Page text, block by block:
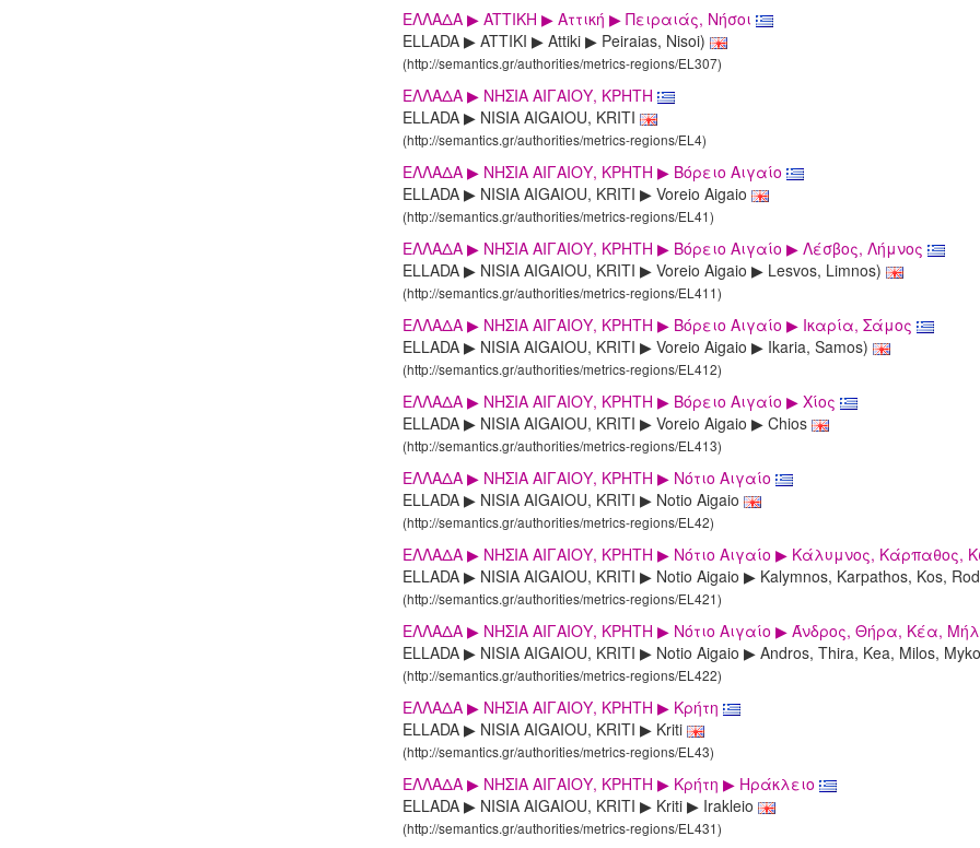
ΕΛΛΑΔΑ ▶ ATTIKΗ ▶ Aττική ▶ Πειραιάς, Νήσοι
ELLADA ▶ ATTIKI ▶ Attiki ▶ Peiraias, Nisoi)
(http://semantics.gr/authorities/metrics-regions/EL307)
ΕΛΛΑΔΑ ▶ NΗΣΙΑ ΑΙΓΑΙΟΥ, KΡΗΤΗ
ELLADA ▶ NISIA AIGAIOU, KRITI
(http://semantics.gr/authorities/metrics-regions/EL4)
ΕΛΛΑΔΑ ▶ NΗΣΙΑ ΑΙΓΑΙΟΥ, KΡΗΤΗ ▶ Βόρειο Αιγαίο
ELLADA ▶ NISIA AIGAIOU, KRITI ▶ Voreio Aigaio
(http://semantics.gr/authorities/metrics-regions/EL41)
ΕΛΛΑΔΑ ▶ NΗΣΙΑ ΑΙΓΑΙΟΥ, KΡΗΤΗ ▶ Βόρειο Αιγαίο ▶ Λέσβος, Λήμνος
ELLADA ▶ NISIA AIGAIOU, KRITI ▶ Voreio Aigaio ▶ Lesvos, Limnos)
(http://semantics.gr/authorities/metrics-regions/EL411)
ΕΛΛΑΔΑ ▶ NΗΣΙΑ ΑΙΓΑΙΟΥ, KΡΗΤΗ ▶ Βόρειο Αιγαίο ▶ Ικαρία, Σάμος
ELLADA ▶ NISIA AIGAIOU, KRITI ▶ Voreio Aigaio ▶ Ikaria, Samos)
(http://semantics.gr/authorities/metrics-regions/EL412)
ΕΛΛΑΔΑ ▶ NΗΣΙΑ ΑΙΓΑΙΟΥ, KΡΗΤΗ ▶ Βόρειο Αιγαίο ▶ Χίος
ELLADA ▶ NISIA AIGAIOU, KRITI ▶ Voreio Aigaio ▶ Chios
(http://semantics.gr/authorities/metrics-regions/EL413)
ΕΛΛΑΔΑ ▶ NΗΣΙΑ ΑΙΓΑΙΟΥ, KΡΗΤΗ ▶ Νότιο Αιγαίο
ELLADA ▶ NISIA AIGAIOU, KRITI ▶ Notio Aigaio
(http://semantics.gr/authorities/metrics-regions/EL42)
ΕΛΛΑΔΑ ▶ NΗΣΙΑ ΑΙΓΑΙΟΥ, KΡΗΤΗ ▶ Νότιο Αιγαίο ▶ Κάλυμνος, Κάρπαθος,
ELLADA ▶ NISIA AIGAIOU, KRITI ▶ Notio Aigaio ▶ Kalymnos, Karpathos, Kos,
(http://semantics.gr/authorities/metrics-regions/EL421)
ΕΛΛΑΔΑ ▶ NΗΣΙΑ ΑΙΓΑΙΟΥ, KΡΗΤΗ ▶ Νότιο Αιγαίο ▶ Άνδρος, Θήρα, Κέα,
ELLADA ▶ NISIA AIGAIOU, KRITI ▶ Notio Aigaio ▶ Andros, Thira, Kea, Milos,
(http://semantics.gr/authorities/metrics-regions/EL422)
ΕΛΛΑΔΑ ▶ NΗΣΙΑ ΑΙΓΑΙΟΥ, KΡΗΤΗ ▶ Κρήτη
ELLADA ▶ NISIA AIGAIOU, KRITI ▶ Kriti
(http://semantics.gr/authorities/metrics-regions/EL43)
ΕΛΛΑΔΑ ▶ NΗΣΙΑ ΑΙΓΑΙΟΥ, KΡΗΤΗ ▶ Κρήτη ▶ Ηράκλειο
ELLADA ▶ NISIA AIGAIOU, KRITI ▶ Kriti ▶ Irakleio
(http://semantics.gr/authorities/metrics-regions/EL431)